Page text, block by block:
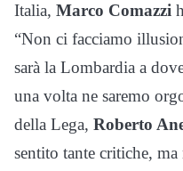
Italia, Marco Comazzi
“Non ci facciamo
sarà la Lombardia a
una volta ne saremo
della Lega, Roberto
sentito tante critiche, ma